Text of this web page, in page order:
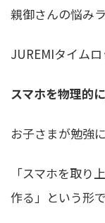
親御さんの悩み
JUREMIタイムロ
スマホを物理的
お子さまが勉強
「スマホを取り
作る」という形